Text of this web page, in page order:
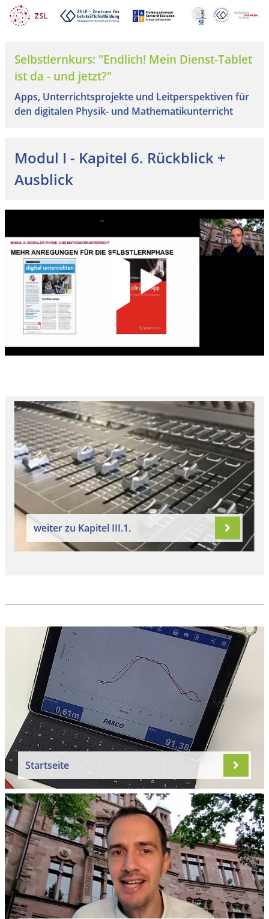
Selbstlernkurs: "Endlich! Mein Dienst-Tablet
ist da - und jetzt?"
Apps, Unterrichtsprojekte und Leitperspektiven für
den digitalen Physik- und Mathematikunterricht
Modul I - Kapitel 6. Rückblick +
Ausblick
weiter zu Kapitel III.1.
Startseite